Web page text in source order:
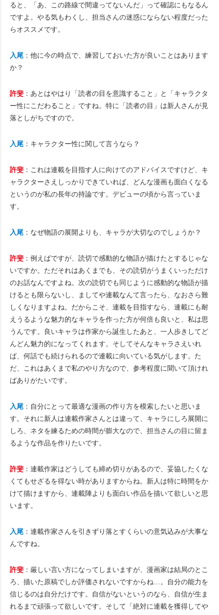
ると、「あ、この路線で間違ってないんだ」って確認にもなるん
ですよ。やる気もわくし、担当さんの迷惑にならない程度だった
らオススメです。
入尾 ：他に今の時点で、練習しておいた方が良いことはあります
か？
許斐 ：あとはやはり「読者の目を意識すること」と「キャラクタ
ー性にこだわること」ですね。特に「読者の目」は新人さんが見
落としがちですので。
入尾 ：キャラクター性に関して言うなら？
許斐 ：これは連載を目指す人に向けてのアドバイスですけど、キ
ャラクターさえしっかりできていれば、どんな漫画も面白くなる
というのが私の長年の持論です。デビューの頃から言っていま
す。
入尾 ：なぜ物語の展開よりも、キャラが大切なのでしょうか？
許斐 ：例えばですが、読切で感動的な物語が描けたとするじゃな
いですか。ただそれはあくまでも、その読切がうまくいっただけ
のお話なんですよね。次の読切でも同じように感動的な物語が描
けるとも限らないし、ましてや連載なんて言ったら、なおさら難
しくなりますよね。だからこそ、連載を目指すなら、連載にも耐
えうるような魅力的なキャラを作った方が何倍も良いと、私は思
うんです。良いキャラは作家から誕生したあと、一人歩きしてど
んどん魅力的になってくれます。そしてそんなキャラさえいれ
ば、何話でも続けられるので連載に向いている気がします。た
だ、これはあくまで私のやり方なので、参考程度に聞いて頂けれ
ばありがたいです。
入尾 ：自分にとって最適な漫画の作り方を模索したいと思いま
す。それに新人は連載作家さんとは違って、キャラにしろ展開に
しろ、ネタを練るための時間が膨大なので、担当さんの目に留ま
るような作品を作りたいです。
許斐 ：連載作家はどうしても締め切りがあるので、妥協したくな
くてもせざるを得ない時がありますからね。新人は特に時間をか
けて描けますから、連載陣よりも面白い作品を描いて欲しいと思
います。
入尾 ：連載作家さんを引きずり落とすくらいの意気込みが大事な
んですね。
許斐 ：厳しい言い方になってしまいますが、漫画家は結局のとこ
ろ、描いた原稿でしか評価されないですからね…。自分の能力を
信じるのは自分だけです。自信がないというのなら、自信が生ま
れるまで頑張って欲しいです。そして「絶対に連載を獲得してや